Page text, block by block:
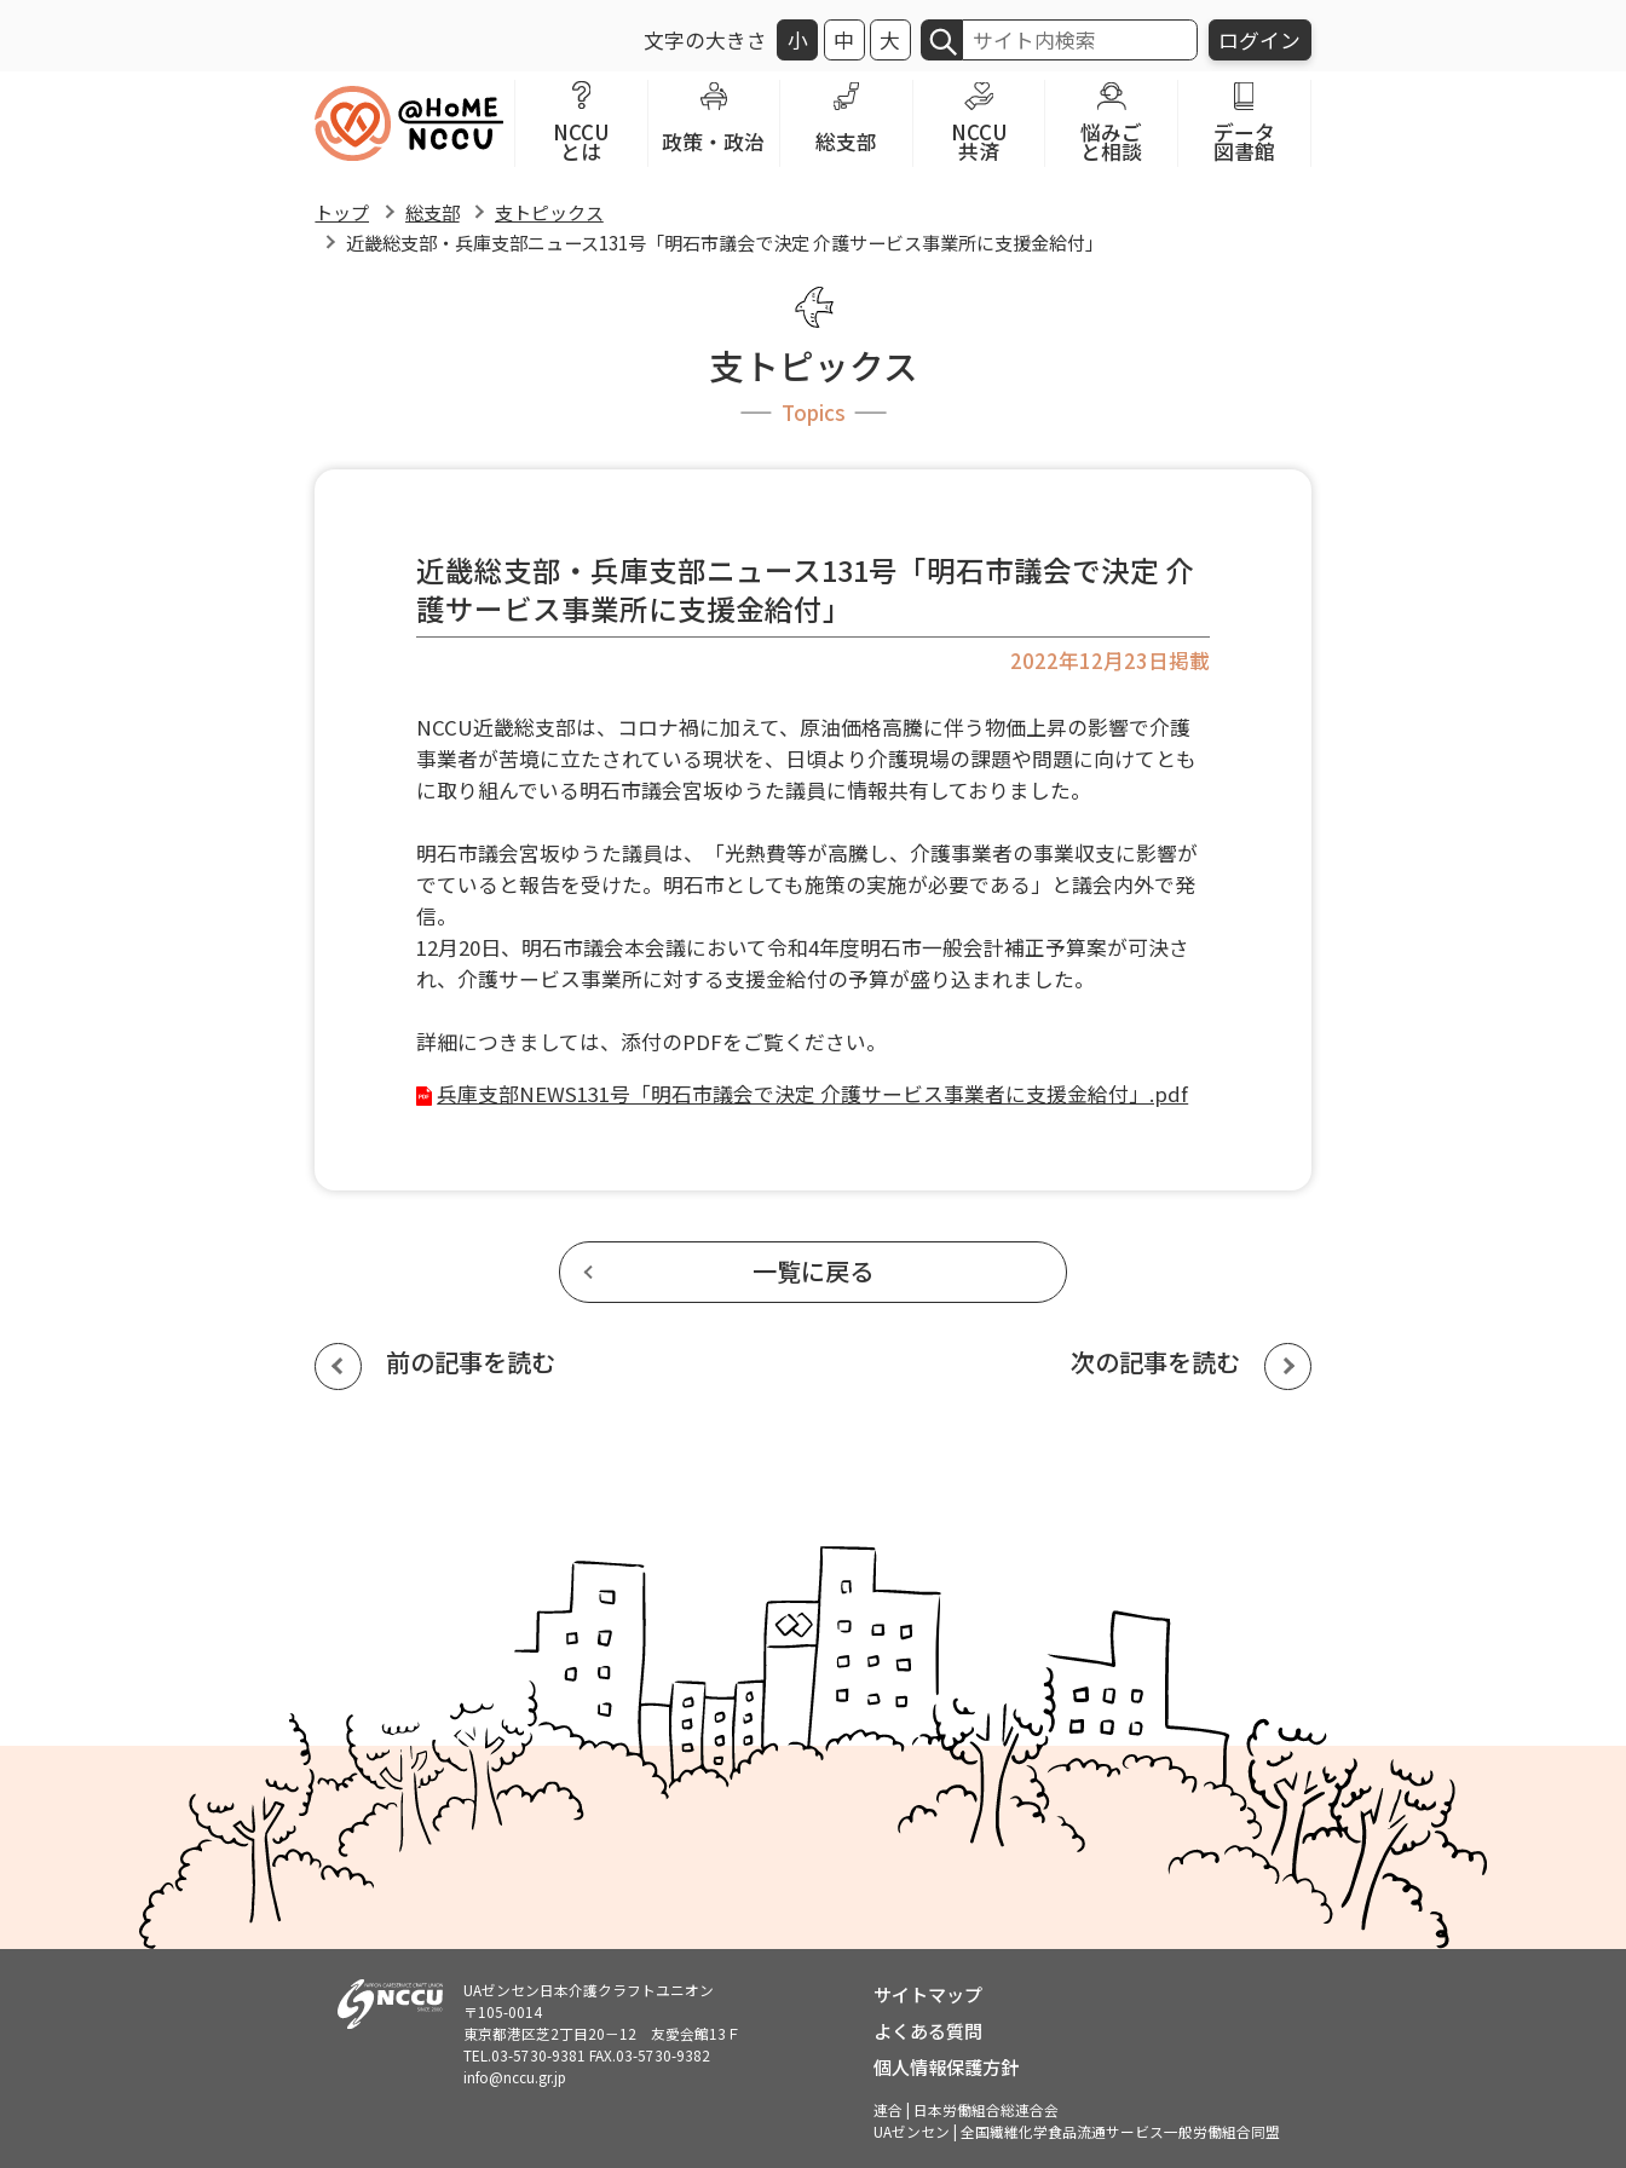
文字の大きさ 小 中 大 ログイン
NCCU
とは 政策・政治 総支部 NCCU
共済
悩みご
と相談
データ
図書館
トップ 総支部
支トピックス
近畿総支部・兵庫支部ニュース131号「明石市議会で決定 介護サービス事業所に支援金給付」
支トピックス
Topics
近畿総支部・兵庫支部ニュース131号「明石市議会で決定 介
護サービス事業所に支援金給付」
2022年12月23日掲載
NCCU近畿総支部は、コロナ禍に加えて、原油価格高騰に伴う物価上昇の影響で介護
事業者が苦境に立たされている現状を、日頃より介護現場の課題や問題に向けてとも
に取り組んでいる明石市議会宮坂ゆうた議員に情報共有しておりました。
明石市議会宮坂ゆうた議員は、「光熱費等が高騰し、介護事業者の事業収支に影響が
でていると報告を受けた。明石市としても施策の実施が必要である」と議会内外で発
信。
12月20日、明石市議会本会議において令和4年度明石市一般会計補正予算案が可決さ
れ、介護サービス事業所に対する支援金給付の予算が盛り込まれました。
詳細につきましては、添付のPDFをご覧ください。
兵庫支部NEWS131号「明石市議会で決定 介護サービス事業者に支援金給付」.pdf
一覧に戻る
前の記事を読む 次の記事を読む
サイトマップ
よくある質問
個人情報保護方針
UAゼンセン日本介護クラフトユニオン
〒105-0014
東京都港区芝2丁目20－12 友愛会館13Ｆ
TEL.03-5730-9381 FAX.03-5730-9382
info@nccu.gr.jp
連合 | 日本労働組合総連合会
UAゼンセン | 全国繊維化学食品流通サービス一般労働組合同盟